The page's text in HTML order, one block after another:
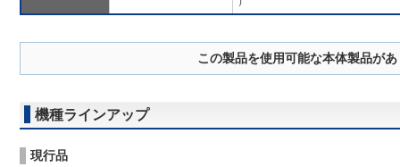
この製品を使用可能な本体製品が
機種ラインアップ
現行品